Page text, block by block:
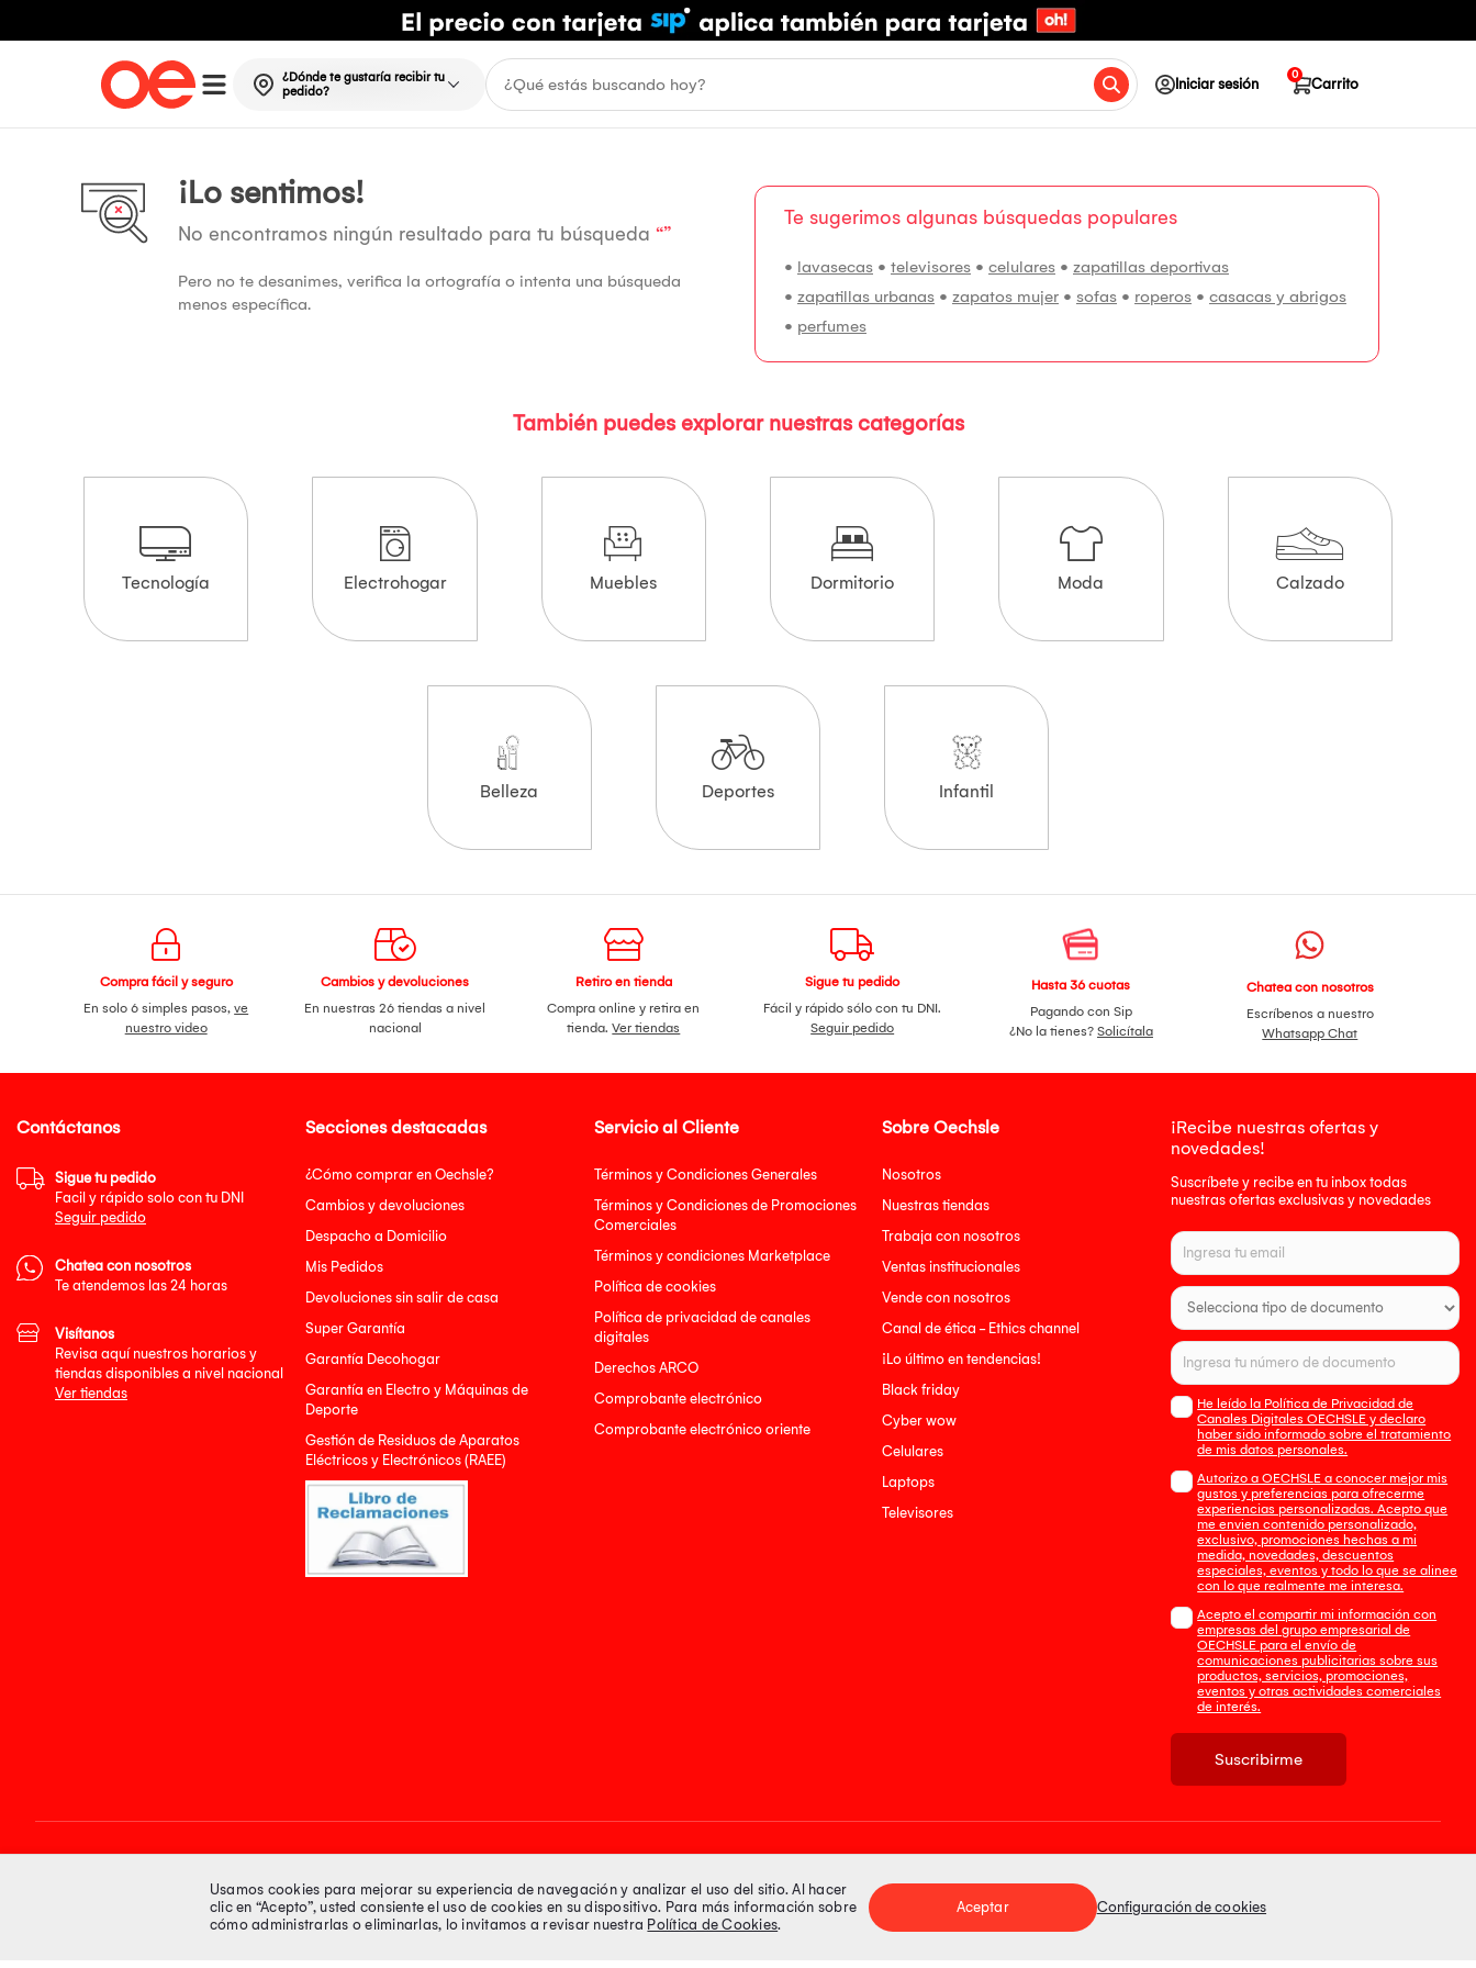
¿Dónde te gustaría recibir tu
pedido?
Iniciar sesión Carrito
0
¡Lo sentimos!
No encontramos ningún resultado para tu búsqueda “”
Pero no te desanimes, verifica la ortografía o intenta una búsqueda
menos específica.
Te sugerimos algunas búsquedas populares
• lavasecas • televisores • celulares • zapatillas deportivas
• zapatillas urbanas • zapatos mujer • sofas • roperos • casacas y abrigos
• perfumes
También puedes explorar nuestras categorías
Tecnología Electrohogar Muebles Dormitorio Moda Calzado
Belleza Deportes Infantil
Compra fácil y seguro
En solo 6 simples pasos,ve
nuestro video
Cambios y devoluciones
En nuestras 26 tiendas a nivel
nacional
Retiro en tienda
Compra online y retira en
tienda.Ver tiendas
Sigue tu pedido
Fácil y rápido sólo con tu DNI.
Seguir pedido
Hasta 36 cuotas
Pagando con Sip
¿No la tienes? Solicítala
Chatea con nosotros
Escríbenos a nuestro
Whatsapp Chat
Secciones destacadas
¿Cómo comprar en Oechsle?
Cambios y devoluciones
Despacho a Domicilio
Mis Pedidos
Devoluciones sin salir de casa
Super Garantía
Garantía Decohogar
Garantía en Electro y Máquinas de
Deporte
Gestión de Residuos de Aparatos
Eléctricos y Electrónicos (RAEE)
Servicio al Cliente
Términos y Condiciones Generales
Términos y Condiciones de Promociones
Comerciales
Términos y condiciones Marketplace
Política de cookies
Política de privacidad de canales
digitales
Derechos ARCO
Comprobante electrónico
Comprobante electrónico oriente
Sobre Oechsle
Nosotros
Nuestras tiendas
Trabaja con nosotros
Ventas institucionales
Vende con nosotros
Canal de ética - Ethics channel
¡Lo último en tendencias!
Black friday
Cyber wow
Celulares
Laptops
Televisores
¡Recibe nuestras ofertas y
novedades!
Suscríbete y recibe en tu inbox todas
nuestras ofertas exclusivas y novedades
He leído la Política de Privacidad de
Canales Digitales OECHSLE y declaro
haber sido informado sobre el tratamiento
de mis datos personales.
Autorizo a OECHSLE a conocer mejor mis
gustos y preferencias para ofrecerme
experiencias personalizadas. Acepto que
me envien contenido personalizado,
exclusivo, promociones hechas a mi
medida, novedades, descuentos
especiales, eventos y todo lo que se alinee
con lo que realmente me interesa.
Acepto el compartir mi información con
empresas del grupo empresarial de
OECHSLE para el envío de
comunicaciones publicitarias sobre sus
productos, servicios, promociones,
eventos y otras actividades comerciales
de interés.
Suscribirme
Contáctanos
Sigue tu pedido
Facil y rápido solo con tu DNI
Seguir pedido
Chatea con nosotros
Te atendemos las 24 horas
Visítanos
Revisa aquí nuestros horarios y
tiendas disponibles a nivel nacional
Ver tiendas
Síguenos en Medios de pago Tienda 100% Segura
Usamos cookies para mejorar su experiencia de navegación y analizar el uso del sitio. Al hacer
clic en “Acepto”, usted consiente el uso de cookies en su dispositivo. Para más información sobre
cómo administrarlas o eliminarlas, lo invitamos a revisar nuestra Política de Cookies.
Aceptar Configuración de cookies